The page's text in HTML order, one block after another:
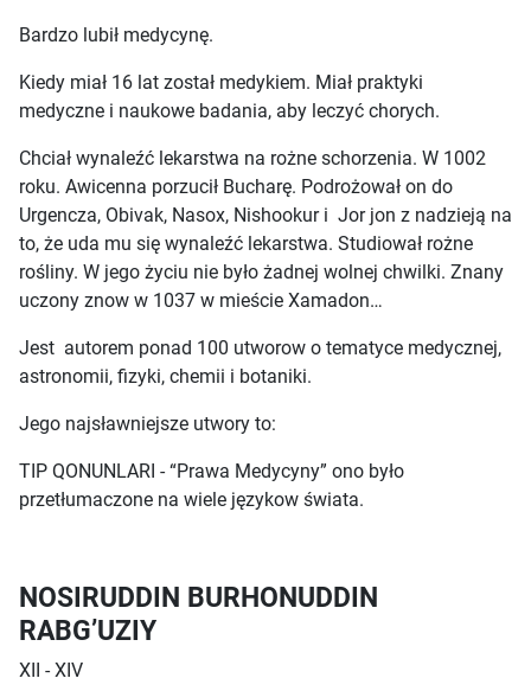
Bardzo lubił medycynę.
Kiedy miał 16 lat został medykiem. Miał praktyki
medyczne i naukowe badania, aby leczyć chorych.
Chciał wynaleźć lekarstwa na rożne schorzenia. W 1002
roku. Awicenna porzucił Bucharę. Podrożował on do
Urgencza, Obivak, Nasox, Nishookur i Jor jon z nadzieją na
to, że uda mu się wynaleźć lekarstwa. Studiował rożne
rośliny. W jego życiu nie było żadnej wolnej chwilki. Znany
uczony znow w 1037 w mieście Xamadon…
Jest autorem ponad 100 utworow o tematyce medycznej,
astronomii, fizyki, chemii i botaniki.
Jego najsławniejsze utwory to:
TIP QONUNLARI - “Prawa Medycyny” ono było
przetłumaczone na wiele językow świata.
NOSIRUDDIN BURHONUDDIN
RABG’UZIY
XII - XIV